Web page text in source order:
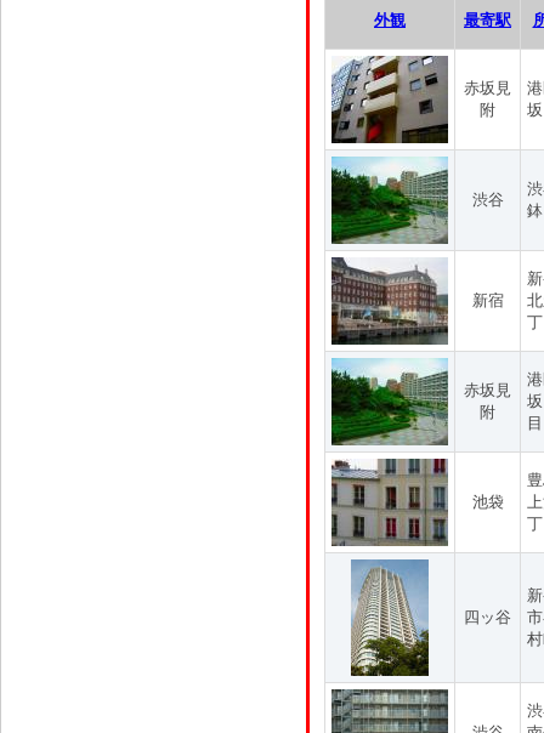
外観 最寄駅
赤坂見
附
渋谷
新宿
赤坂見
附
目
池袋
四ッ谷